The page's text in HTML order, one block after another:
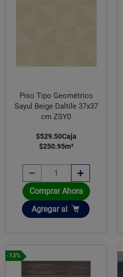
Piso Tipo Geométrico
Sayul Beige Daltile 37x37
cm ZSY0
$529.50Caja
$250.95m²
Comprar Ahora
Añadir
Agregar al
-13%